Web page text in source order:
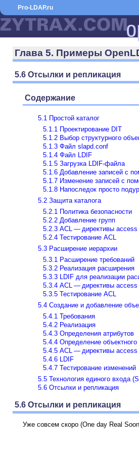
Глава 5. Примеры
5.6 Отсылки и репликация
Содержание
5.1 Простой каталог
5.1.1 Проектирование DIT
5.1.2 Выбор структурного
5.1.3 Файл slapd.conf
5.1.4 Файл LDIF
5.1.5 Загрузка LDIF-файла
5.1.6 Добавление записей с
5.1.7 Изменение записей с
5.1.8 Напоследок просто
5.2 Защита каталога
5.2.1 Политика безопасности
5.2.2 Добавление групп
5.2.3 ACL — директивы
5.2.4 Тестирование ACL
5.3 Расширение иерархии
5.3.1 Расширение требований
5.3.2 Реализация расширения
5.3.3 LDIF для реализации
5.3.4 ACL — директивы
5.3.5 Тестирование ACL
5.4 Создание и добавление
5.4.1 Требования
5.4.2 Реализация
5.4.3 Определения атрибутов
5.4.4 Определение
5.4.5 ACL — директивы
5.4.6 LDIF
5.4.7 Тестирование изменений
5.5 Технология единого входа
5.6 Отсылки и репликация
5.6 Отсылки и репликация
Уже совсем скоро (One day Real
Pro-LDAP.ru